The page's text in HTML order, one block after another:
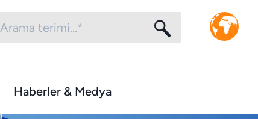
Haberler & Medya